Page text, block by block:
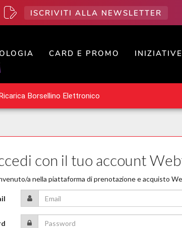
ISCRIVITI ALLA NEWSLETTER
CARD E PROMO INIZIATIVE